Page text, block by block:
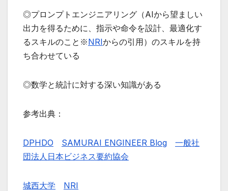
◎プロンプトエンジニアリング（AIから望ましい
出力を得るために、指示や命令を設計、最適化す
るスキルのこと※NRIからの引用）のスキルを持
ち合わせている
◎数学と統計に対する深い知識がある
参考出典：
DPHDO SAMURAI ENGINEER Blog
一般社
団法人日本ビジネス要約協会
城西大学 NRI